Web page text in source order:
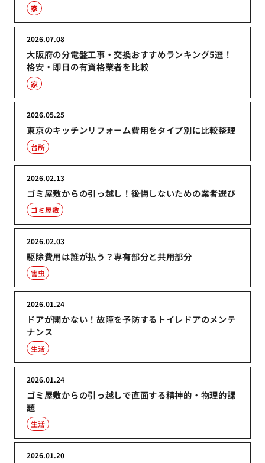
家
大阪府の分電盤工事・交換おすすめランキング5選！
格安・即日の有資格業者を比較
2026.07.08
家
東京のキッチンリフォーム費用をタイプ別に比較整理
2026.05.25
台所
ゴミ屋敷からの引っ越し！後悔しないための業者選び
2026.02.13
ゴミ屋敷
駆除費用は誰が払う？専有部分と共用部分
2026.02.03
害虫
ドアが開かない！故障を予防するトイレドアのメンテ
ナンス
2026.01.24
生活
ゴミ屋敷からの引っ越しで直面する精神的・物理的課
題
2026.01.24
生活
2026.01.20